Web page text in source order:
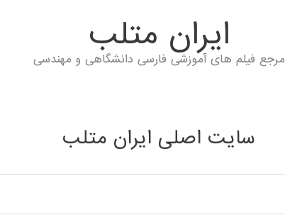
ايران متلب
مرجع فیلم های آموزشی فارسی دانشگاهی و مهندسی
سایت اصلی ایران متلب